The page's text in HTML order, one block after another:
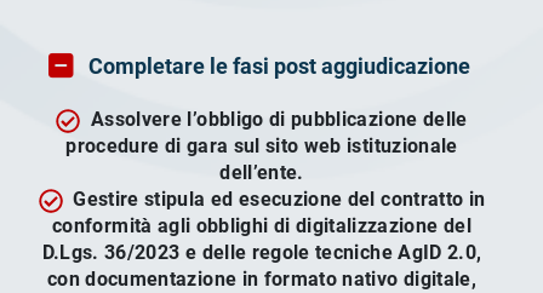
Completare le fasi post aggiudicazione
Assolvere l’obbligo di pubblicazione delle
procedure di gara sul sito web istituzionale
dell’ente.
Gestire stipula ed esecuzione del contratto in
conformità agli obblighi di digitalizzazione del
D.Lgs. 36/2023 e delle regole tecniche AgID 2.0,
con documentazione in formato nativo digitale,